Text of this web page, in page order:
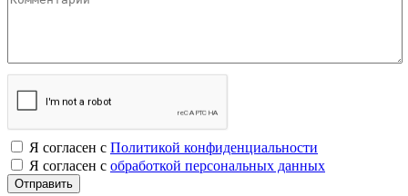
Я согласен с Политикой конфиденциальности
Я согласен с обработкой персональных данных